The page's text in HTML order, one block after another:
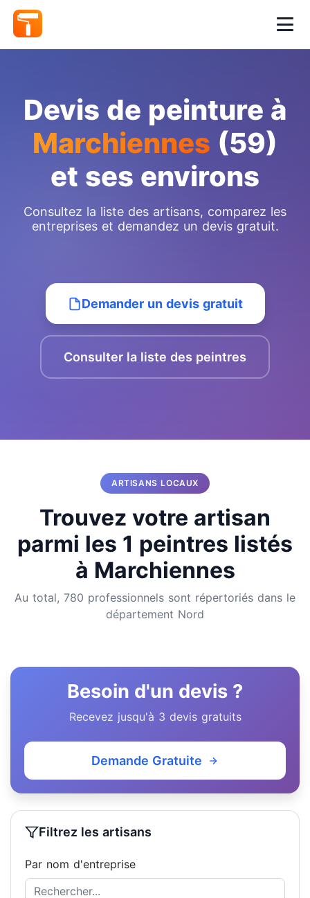
Devis de peinture à
Marchiennes (59)
et ses environs
Consultez la liste des artisans, comparez les
entreprises et demandez un devis gratuit.
Demander un devis gratuit
Consulter la liste des peintres
ARTISANS LOCAUX
Trouvez votre artisan
parmi les 1 peintres listés
à Marchiennes
Au total, 780 professionnels sont répertoriés dans le
département Nord
Besoin d'un devis ?
Recevez jusqu'à 3 devis gratuits
Demande Gratuite
Filtrez les artisans
Par nom d'entreprise